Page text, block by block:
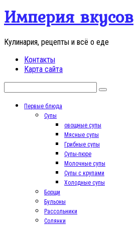
Перейти
контенту
Империя вкусов
Кулинария, рецепты и всё о еде
Контакты
Карта сайта
Первые блюда
Супы
овощные супы
Мясные супы
Грибные супы
Супы-пюре
Молочные супы
Супы с крупами
Холодные супы
Борщи
Бульоны
Рассольники
Солянки